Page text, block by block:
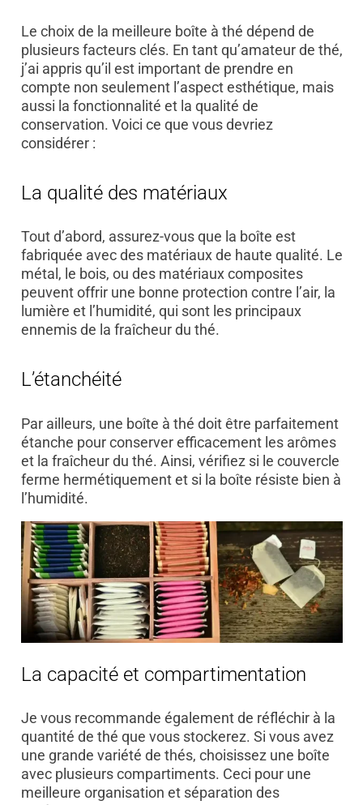
Le choix de la meilleure boîte à thé dépend de
plusieurs facteurs clés. En tant qu’amateur de thé,
j’ai appris qu’il est important de prendre en
compte non seulement l’aspect esthétique, mais
aussi la fonctionnalité et la qualité de
conservation. Voici ce que vous devriez
considérer :
La qualité des matériaux
Tout d’abord, assurez-vous que la boîte est
fabriquée avec des matériaux de haute qualité. Le
métal, le bois, ou des matériaux composites
peuvent offrir une bonne protection contre l’air, la
lumière et l’humidité, qui sont les principaux
ennemis de la fraîcheur du thé.
L’étanchéité
Par ailleurs, une boîte à thé doit être parfaitement
étanche pour conserver efficacement les arômes
et la fraîcheur du thé. Ainsi, vérifiez si le couvercle
ferme hermétiquement et si la boîte résiste bien à
l’humidité.
La capacité et compartimentation
Je vous recommande également de réfléchir à la
quantité de thé que vous stockerez. Si vous avez
une grande variété de thés, choisissez une boîte
avec plusieurs compartiments. Ceci pour une
meilleure organisation et séparation des